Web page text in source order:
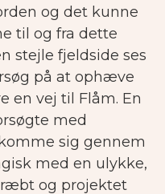
og det kunne
til og fra dette
stejle fjeldside ses
på at ophæve
en vej til Flåm. En
med
sig gennem
med en ulykke,
og projektet